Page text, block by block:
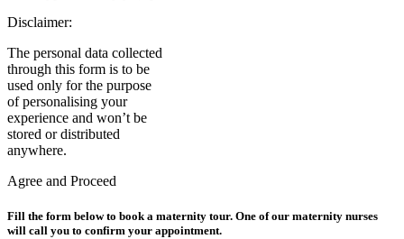
Disclaimer:
The personal data collected
through this form is to be
used only for the purpose
of personalising your
experience and won’t be
stored or distributed
anywhere.
Agree and Proceed
Fill the form below to book a maternity tour. One of our maternity nurses
will call you to confirm your appointment.